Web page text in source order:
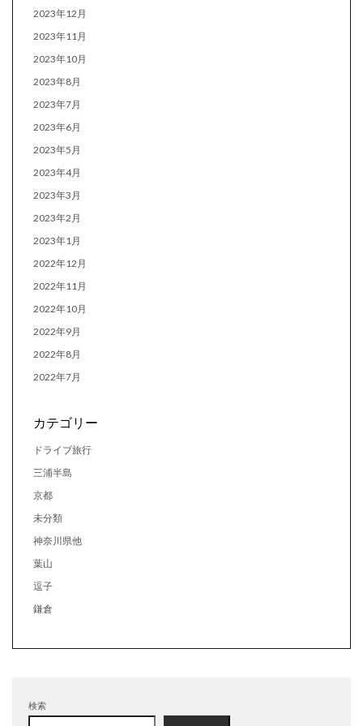
2023年12月
2023年11月
2023年10月
2023年8月
2023年7月
2023年6月
2023年5月
2023年4月
2023年3月
2023年2月
2023年1月
2022年12月
2022年11月
2022年10月
2022年9月
2022年8月
2022年7月
カテゴリー
ドライブ旅行
三浦半島
京都
未分類
神奈川県他
葉山
逗子
鎌倉
検索